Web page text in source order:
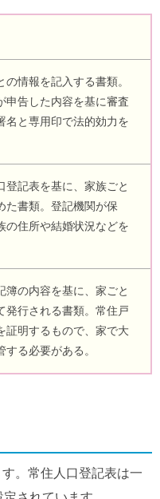
の情報を記入する書類。
申告した内容を基に審査
名と専用印で法的効力を
登記表を基に、家族ごと
た書類。登記機関が保
の住所や結婚状況などを
簿の内容を基に、家ごと
発行される書類。常住戸
証明するもので、家で大
する必要がある。
。常住人口登記表は一